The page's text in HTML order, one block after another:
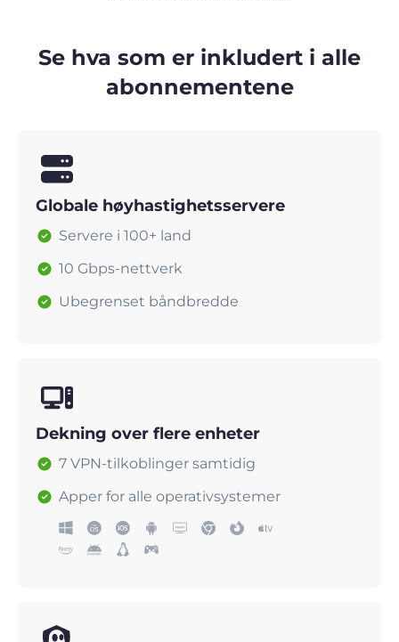
Se hva som er inkludert i alle
abonnementene
Globale høyhastighetsservere
Servere i 100+ land
10 Gbps-nettverk
Ubegrenset båndbredde
Dekning over flere enheter
7 VPN-tilkoblinger samtidig
Apper for alle operativsystemer